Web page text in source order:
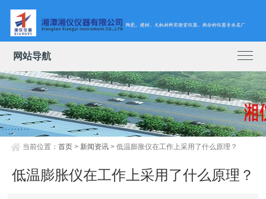
网站导航
当前位置：首页 > 新闻资讯 > 低温膨胀仪在工作上采用了什么原理？
低温膨胀仪在工作上采用了什么原理？